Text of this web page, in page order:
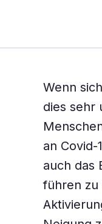
Wenn
dies sehr
an
auch das
führen zu